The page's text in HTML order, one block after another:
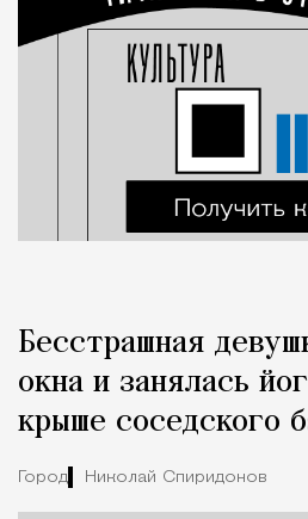
Бесстрашная
окна и занялась
крыше соседского
Город Николай Спиридонов